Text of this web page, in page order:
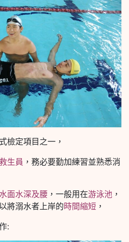
檢定項目之一，
生員 ，務必要勤加練習並熟悉消
面水深及腰 ，一般用在游泳池 ，
將溺水者上岸的時間縮短 ，
: